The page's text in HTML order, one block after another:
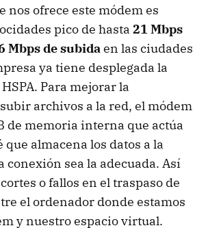
nos ofrece este módem es
pico de hasta 21 Mbps
Mbps de subidaen las ciudades
ya tiene desplegada la
HSPA. Para mejorar la
archivos a la red, el módem
de memoria interna que actúa
que almacena los datos a la
conexión sea la adecuada. Así
o fallos en el traspaso de
el ordenador donde estamos
y nuestro espacio virtual.